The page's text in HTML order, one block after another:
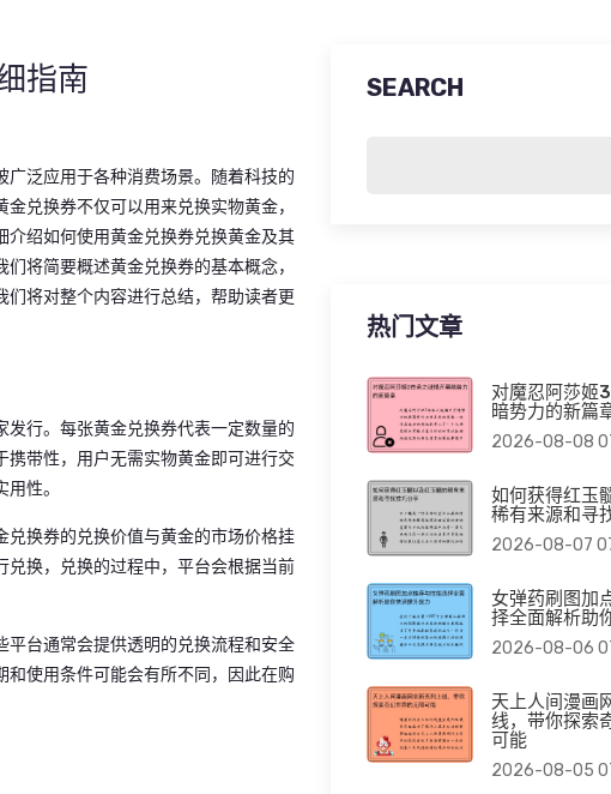
指南
泛应用于各种消费场景。随着科技的
兑换券不仅可以用来兑换实物黄金，
绍如何使用黄金兑换券兑换黄金及其
将简要概述黄金兑换券的基本概念，
将对整个内容进行总结，帮助读者更
行。每张黄金兑换券代表一定数量的
带性，用户无需实物黄金即可进行交
性。
换券的兑换价值与黄金的市场价格挂
换，兑换的过程中，平台会根据当前
台通常会提供透明的兑换流程和安全
使用条件可能会有所不同，因此在购
SEARCH
热门文章
对魔忍阿莎姬
暗势力的新篇
2026-08-08
如何获得红玉
稀有来源和寻
2026-08-07
女弹药刷图加
择全面解析助
2026-08-06
天上人间漫画
线，带你探索
可能
2026-08-05